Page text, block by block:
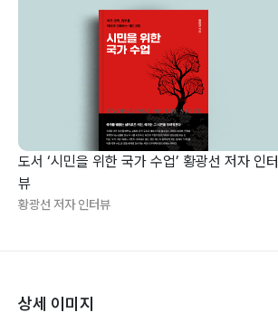
도서 ‘시민을 위한 국가 수업’ 황광선 저자 인터
뷰
황광선 저자 인터뷰
상세 이미지